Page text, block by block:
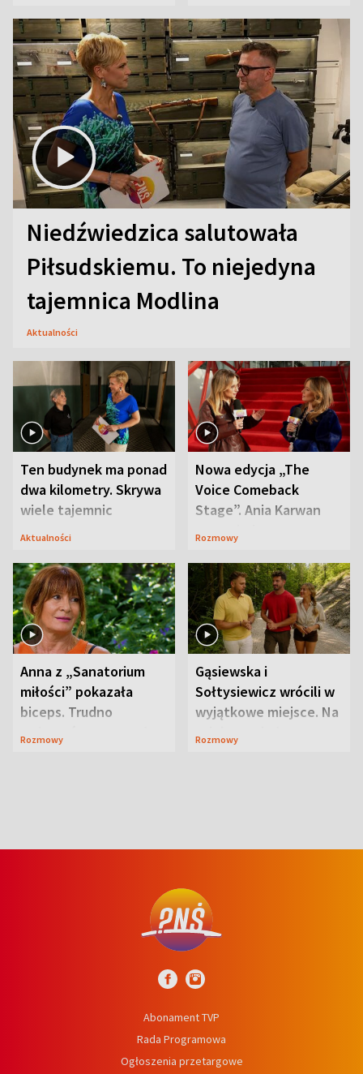
Niedźwiedzica salutowała
Piłsudskiemu. To niejedyna
tajemnica Modlina
Aktualności
Ten budynek ma ponad
dwa kilometry. Skrywa
wiele tajemnic
Aktualności
Nowa edycja „The
Voice Comeback
Stage”. Ania Karwan
zapowiada
Rozmowy
Anna z „Sanatorium
miłości” pokazała
biceps. Trudno
uwierzyć, co przeszła
Rozmowy
Gąsiewska i
Sołtysiewicz wrócili w
wyjątkowe miejsce. Na
szlaku czekał
Rozmowy
Abonament TVP
Rada Programowa
Ogłoszenia przetargowe